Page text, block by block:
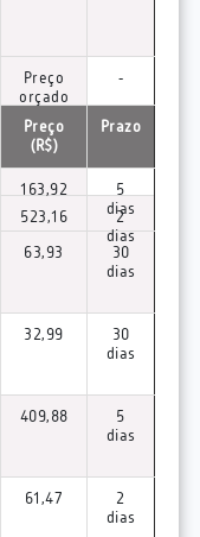
Preço
orçado
-
523,16
2
dias
Preço
(R$)
Prazo
163,92
5
dias
63,93
30
dias
32,99
30
dias
409,88
5
dias
61,47
2
dias